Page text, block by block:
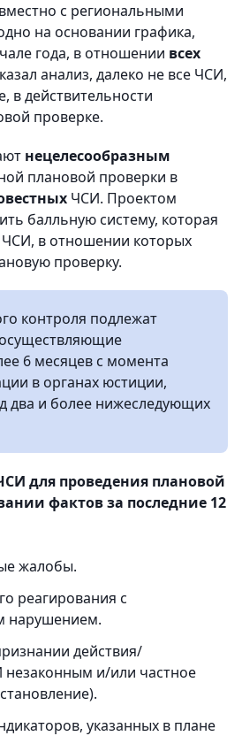
с региональными
на основании графика,
года, в отношении всех
анализ, далеко не все ЧСИ,
в действительности
проверке.
нецелесообразным
плановой проверки в
ЧСИ. Проектом
балльную систему, которая
в отношении которых
проверку.
контроля подлежат
6 месяцев с момента
в органах юстиции,
два и более нижеследующих
для проведения плановой
фактов за последние 12
жалобы.
реагирования с
нарушением.
действия/
незаконным и/или частное
указанных в плане